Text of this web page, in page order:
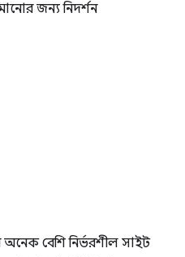
জন্য নিদর্শন
অনেক বেশি নির্ভরশীল সাইট